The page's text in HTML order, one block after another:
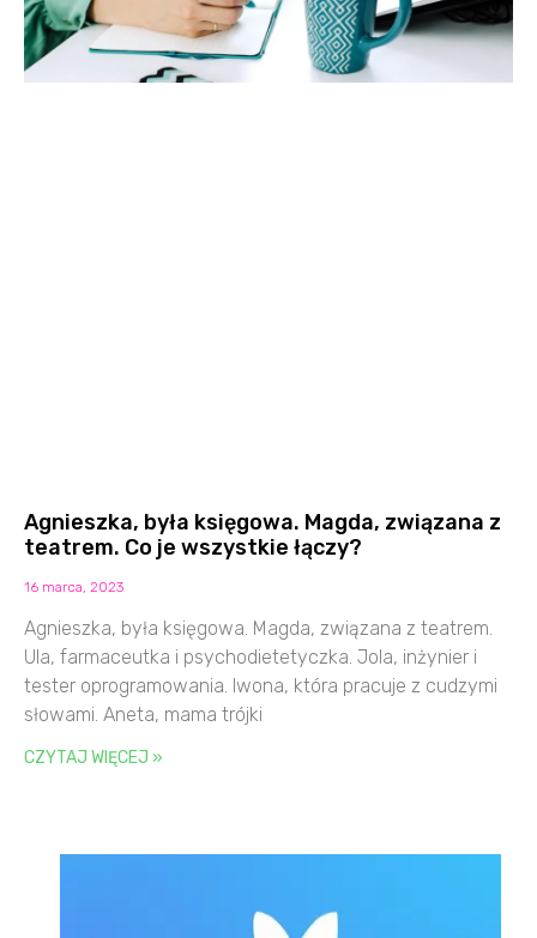
Agnieszka, była księgowa. Magda, związana z
teatrem. Co je wszystkie łączy?
16 marca, 2023
Agnieszka, była księgowa. Magda, związana z teatrem.
Ula, farmaceutka i psychodietetyczka. Jola, inżynier i
tester oprogramowania. Iwona, która pracuje z cudzymi
słowami. Aneta, mama trójki
CZYTAJ WIĘCEJ »